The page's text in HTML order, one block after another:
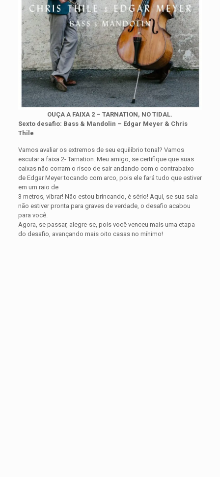
OUÇA A FAIXA 2 – TARNATION, NO TIDAL.
Sexto desafio: Bass & Mandolin – Edgar Meyer & Chris
Thile
Vamos avaliar os extremos de seu equilíbrio tonal? Vamos
escutar a faixa 2- Tarnation. Meu amigo, se certifique que suas
caixas não corram o risco de sair andando com o contrabaixo
de Edgar Meyer tocando com arco, pois ele fará tudo que estiver
em um raio de
3 metros, vibrar! Não estou brincando, é sério! Aqui, se sua sala
não estiver pronta para graves de verdade, o desafio acabou
para você.
Agora, se passar, alegre-se, pois você venceu mais uma etapa
do desafio, avançando mais oito casas no mínimo!